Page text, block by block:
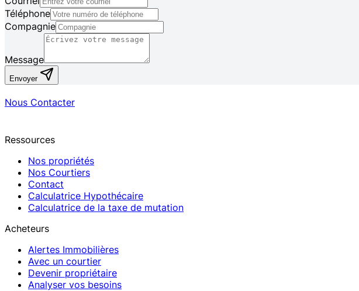
Téléphone
Compagnie
Message
Envoyer
Nous Contacter
Ressources
Nos propriétés
Nos Courtiers
Contact
Calculatrice Hypothécaire
Calculatrice de la taxe de mutation
Acheteurs
Alertes Immobilières
Avec un courtier
Devenir propriétaire
Analyser vos besoins